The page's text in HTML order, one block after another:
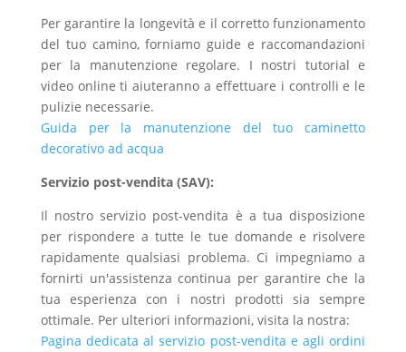
Per garantire la longevità e il corretto funzionamento
del tuo camino, forniamo guide e raccomandazioni
per la manutenzione regolare. I nostri tutorial e
video online ti aiuteranno a effettuare i controlli e le
pulizie necessarie.
Guida per la manutenzione del tuo caminetto
decorativo ad acqua
Servizio post-vendita (SAV):
Il nostro servizio post-vendita è a tua disposizione
per rispondere a tutte le tue domande e risolvere
rapidamente qualsiasi problema. Ci impegniamo a
fornirti un'assistenza continua per garantire che la
tua esperienza con i nostri prodotti sia sempre
ottimale. Per ulteriori informazioni, visita la nostra:
Pagina dedicata al servizio post-vendita e agli ordini